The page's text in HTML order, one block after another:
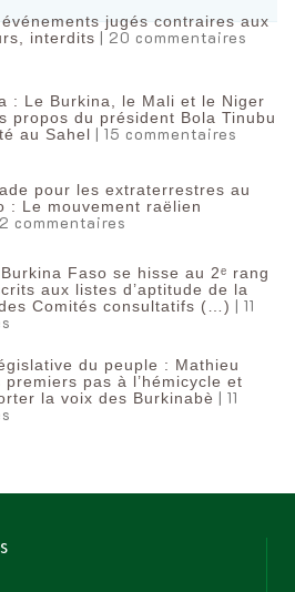
jugés contraires aux
interdits | 20 commentaires
: Le Burkina, le Mali et le Niger
propos du président Bola Tinubu
au Sahel | 15 commentaires
pour les extraterrestres au
: Le mouvement raëlien
commentaires
Faso se hisse au 2ᵉ rang
aux listes d’aptitude de la
Comités consultatifs (…)
| 11
du peuple : Mathieu
pas à l’hémicycle et
la voix des Burkinabè
| 11